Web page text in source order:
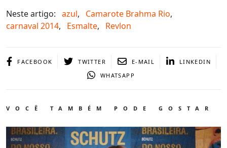
Neste artigo: azul, Camarote Brahma Rio,
carnaval 2014, Esmalte, Revlon
FACEBOOK TWITTER E-MAIL
LINKEDIN
WHATSAPP
VOCÊ TAMBÉM PODE GOSTAR